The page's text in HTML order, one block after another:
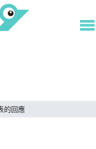
的回應